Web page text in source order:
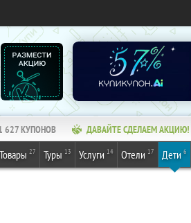
627КУПОНОВ ДАВАЙТЕ СДЕЛАЕМ АКЦИЮ!
Товары 27 Туры 13 Услуги 14 Отели 17 Дети 6